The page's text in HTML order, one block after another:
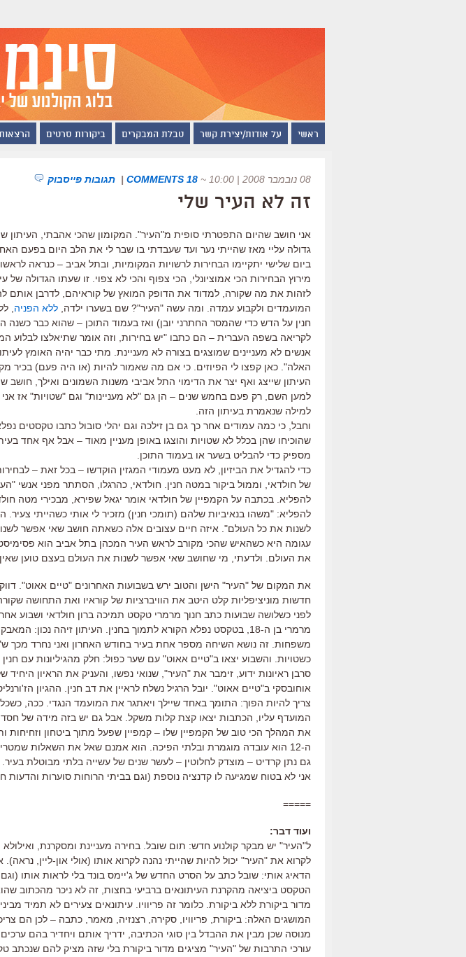
ראשי על אודות/יצירת קשר טבלת המבקרים ביקורות סרטים
08 נובמבר 2008 | 10:00 ~
18 COMMENTS
| תגובות פייסבוק
זה לא העיר שלי
אני חושב שהיום התפטרתי סופית מ"העיר". המקומון שהכי אהבתי, העיתון
גדולה עליי מאז שהייתי נער ועד שעבדתי בו שבר לי את הלב היום בפעם
ביום שלישי יתקיימו הבחירות לרשויות המקומיות, ובתל אביב – כנראה
מירוץ הבחירות הכי אמוציונלי, הכי צפוף והכי לא צפוי. זו שעתו הגדולה של
לזהות את מה שקורה, למדוד את הדופק המואץ של קוראיהם, לדרבן אותם
המועמדים ולקבוע עמדה. ומה עשה "העיר"? שם בשערו ילדה, ללא הפניה ,
חנין על הדש כדי שהמסר החתרני יובן) ואז בעמוד התוכן – שהוא כבר כשנה
לקריאה בשפה העברית – הם כתבו "יש בחירות, וזה אומר שתיאלצו לבלוע
אנשים לא מעניינים שמוצגים בצורה לא מעניינת. מתי כבר יהיה האומץ
האלה". כאן קפצו לי הפיוזים. כי אם מה שאמור להיות (או היה פעם) בכיר
העיתון שייצג ואף יצר את הדימוי התל אביבי משנות השמונים ואילך, חושב
למען השם, רק פעם בחמש שנים – הן גם "לא מעניינות" וגם "שטויות" אז אני
למילה שנאמרת בעיתון הזה.
וחבל, כי כמה עמודים אחר כך גם בן זילכה וגם יהלי סובול כתבו טקסטים
שהוכיחו שהן בכלל לא שטויות והוצגו באופן מעניין מאוד – אבל אף אחד
מספיק כדי להבליט בשער או בעמוד התוכן.
כדי להגדיל את הביזיון, לא מעט מעמודי המגזין הוקדשו – בכל זאת –
של חולדאי, וממול ביקור במטה חנין. חולדאי, כהרגלו, הסתתר מפני אנשי
להפליא. בכתבה על הקמפיין של חולדאי אומר יגאל שפירא, מבכירי מטה
להפליא: "משהו בנאיביות שלהם (תומכי חנין) מזכיר לי אותי כשהייתי
לשנות את כל העולם". איזה חיים עצובים אלה כשאתה חושב שאי אפשר
עגומה היא כשהאיש שהכי מקורב לראש העיר המכהן בתל אביב הוא
את העולם. ולדעתי, מי שחושב שאי אפשר לשנות את העולם בעצם טוען
את המקום של "העיר" הישן והטוב ירש בשבועות האחרונים "טיים אאוט".
חדשות מוניציפליות קלט היטב את הוויברציות של קוראיו ואת התחושה
לפני כשלושה שבועות כתב חנוך מרמרי טקסט תמיכה ברון חולדאי ושבוע
מרמרי בן ה-18, בטקסט נפלא הקורא לתמוך בחנין. העיתון זיהה נכון:
משפחות. זה נושא השיחה מספר אחת בעיר בחודש האחרון ואני נחרד מכך
כשטויות. והשבוע יצאו ב"טיים אאוט" עם שער כפול: חלק מהגיליונות עם חנין
סרבן ראיונות ידוע, זימבר את "העיר", שנואי נפשו, והעניק את הראיון היחיד
אוחובסקי ב"טיים אאוט". יובל הרגיל נשלח לראיין את דב חנין. ההגיון
צריך להיות הפוך: התומך באחד שיילך ויאתגר את המועמד הנגדי. ככה, כשכל
המועדף עליו, הכתבות יצאו קצת קלות משקל. אבל גם יש בזה מידה של
את המהלך הכי טוב של הקמפיין שלו – קמפיין שפעל מתוך ביטחון
ה-12 הוא עובדה מוגמרת ובלתי הפיכה. הוא אמנם שאל את השאלות
גם נתן קרדיט – מוצדק לחלוטין – לעשר שנים של עשייה בלתי מבוטלת
אני לא בטוח שמגיעה לו קדנציה נוספת (וגם בביתי הרוחות סוערות והדעות
=====
ועוד דבר:
ל"העיר" יש מבקר קולנוע חדש: תום שובל. בחירה מעניינת ומסקרנת,
לקרוא את "העיר" יכול להיות שהייתי נהנה לקרוא אותו (אולי און-ליין,
הדאיג אותי: שובל כתב על הסרט החדש של ג'יימס בונד בלי לראות אותו
הטקסט ביציאה מהקרנת העיתונאים ברביעי בחצות, זה לא ניכר מהכתוב
מדור ביקורת ללא ביקורת. כלומר זה פריוויו. עיתונאים צעירים לא תמיד
המושגים האלה: ביקורת, פריוויו, סקירה, רצנזיה, מאמר, כתבה – לכן הם
מנוסה שכן מבין את ההבדל בין סוגי הכתיבה, ידריך אותם ויחדיר בהם
עורכי התרבות של "העיר" מציגים מדור ביקורת בלי שזה מציק להם שנכתב